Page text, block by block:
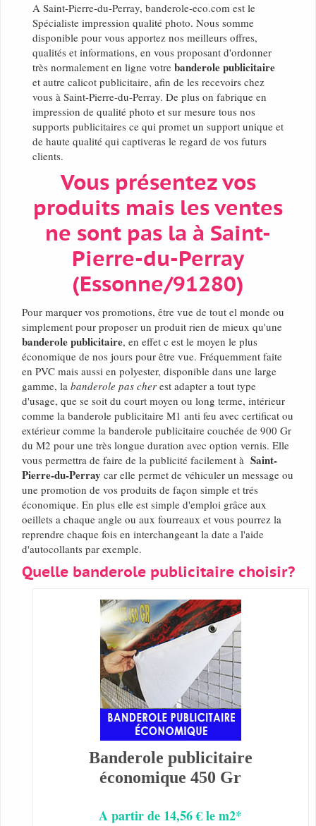
A Saint-Pierre-du-Perray, banderole-eco.com est le
Spécialiste impression qualité photo. Nous somme
disponible pour vous apportez nos meilleurs offres,
qualités et informations, en vous proposant d'ordonner
très normalement en ligne votre banderole publicitaire
et autre calicot publicitaire, afin de les recevoirs chez
vous à Saint-Pierre-du-Perray. De plus on fabrique en
impression de qualité photo et sur mesure tous nos
supports publicitaires ce qui promet un support unique et
de haute qualité qui captiveras le regard de vos futurs
clients.
Vous présentez vos
produits mais les ventes
ne sont pas la à Saint-
Pierre-du-Perray
(Essonne/91280)
Pour marquer vos promotions, être vue de tout el monde ou
simplement pour proposer un produit rien de mieux qu'une
banderole publicitaire, en effet c est le moyen le plus
économique de nos jours pour être vue. Fréquemment faite
en PVC mais aussi en polyester, disponible dans une large
gamme, la banderole pas cher est adapter a tout type
d'usage, que se soit du court moyen ou long terme, intérieur
comme la banderole publicitaire M1 anti feu avec certificat ou
extérieur comme la banderole publicitaire couchée de 900 Gr
du M2 pour une très longue duration avec option vernis. Elle
vous permettra de faire de la publicité facilement à Saint-
Pierre-du-Perray car elle permet de véhiculer un message ou
une promotion de vos produits de façon simple et trés
économique. En plus elle est simple d'emploi grâce aux
oeillets a chaque angle ou aux fourreaux et vous pourrez la
reprendre chaque fois en interchangeant la date a l'aide
d'autocollants par exemple.
Quelle banderole publicitaire choisir?
Banderole publicitaire
économique 450 Gr
A partir de 14,56 € le m2*